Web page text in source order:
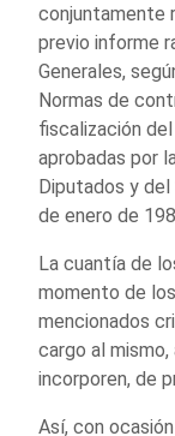
conjuntamente
previo informe
Generales,
Normas de
fiscalización
aprobadas por
Diputados y del
de enero de
La cuantía de
momento de
mencionados
cargo al
incorporen, de
Así, con